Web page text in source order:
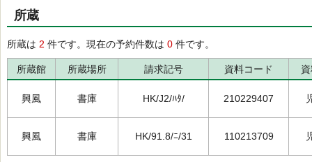
所蔵
所蔵は 2 件です。現在の予約件数は 0 件です。
所蔵館 所蔵場所 請求記号 資料コード
興風 書庫 HK/J2/ﾊﾀ/ 210229407
興風 書庫 HK/91.8/ﾆ/31 110213709